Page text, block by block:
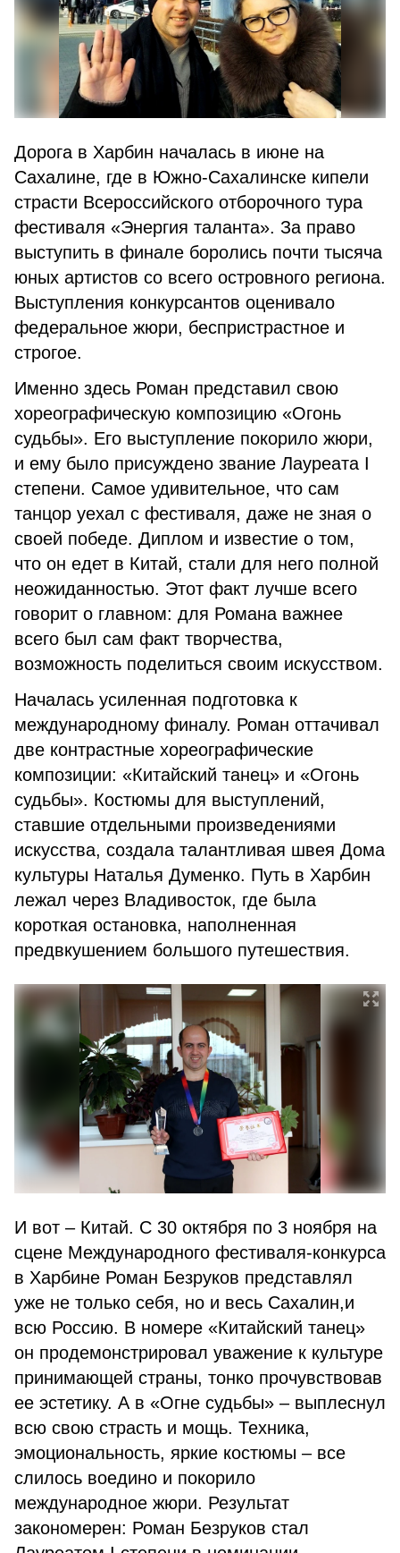
Дорога в Харбин началась в июне на
Сахалине, где в Южно-Сахалинске кипели
страсти Всероссийского отборочного тура
фестиваля «Энергия таланта». За право
выступить в финале боролись почти тысяча
юных артистов со всего островного региона.
Выступления конкурсантов оценивало
федеральное жюри, беспристрастное и
строгое.
Именно здесь Роман представил свою
хореографическую композицию «Огонь
судьбы». Его выступление покорило жюри,
и ему было присуждено звание Лауреата I
степени. Самое удивительное, что сам
танцор уехал с фестиваля, даже не зная о
своей победе. Диплом и известие о том,
что он едет в Китай, стали для него полной
неожиданностью. Этот факт лучше всего
говорит о главном: для Романа важнее
всего был сам факт творчества,
возможность поделиться своим искусством.
Началась усиленная подготовка к
международному финалу. Роман оттачивал
две контрастные хореографические
композиции: «Китайский танец» и «Огонь
судьбы». Костюмы для выступлений,
ставшие отдельными произведениями
искусства, создала талантливая швея Дома
культуры Наталья Думенко. Путь в Харбин
лежал через Владивосток, где была
короткая остановка, наполненная
предвкушением большого путешествия.
И вот – Китай. С 30 октября по 3 ноября на
сцене Международного фестиваля-конкурса
в Харбине Роман Безруков представлял
уже не только себя, но и весь Сахалин,и
всю Россию. В номере «Китайский танец»
он продемонстрировал уважение к культуре
принимающей страны, тонко прочувствовав
ее эстетику. А в «Огне судьбы» – выплеснул
всю свою страсть и мощь. Техника,
эмоциональность, яркие костюмы – все
слилось воедино и покорило
международное жюри. Результат
закономерен: Роман Безруков стал